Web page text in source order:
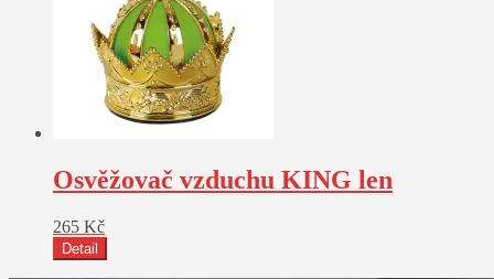
Osvěžovač vzduchu KING len
265 Kč
Detail